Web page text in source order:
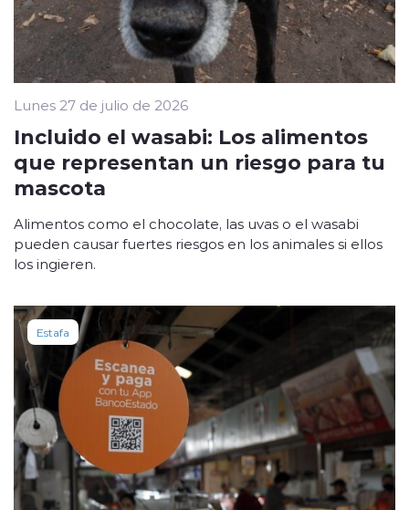
Lunes 27 de julio de 2026
Incluido el wasabi: Los alimentos
que representan un riesgo para tu
mascota
Alimentos como el chocolate, las uvas o el wasabi
pueden causar fuertes riesgos en los animales si ellos
los ingieren.
Estafa